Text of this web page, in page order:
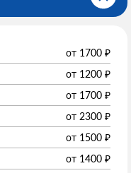
от 1700 ₽
от 1200 ₽
от 1700 ₽
от 2300 ₽
от 1500 ₽
от 1400 ₽